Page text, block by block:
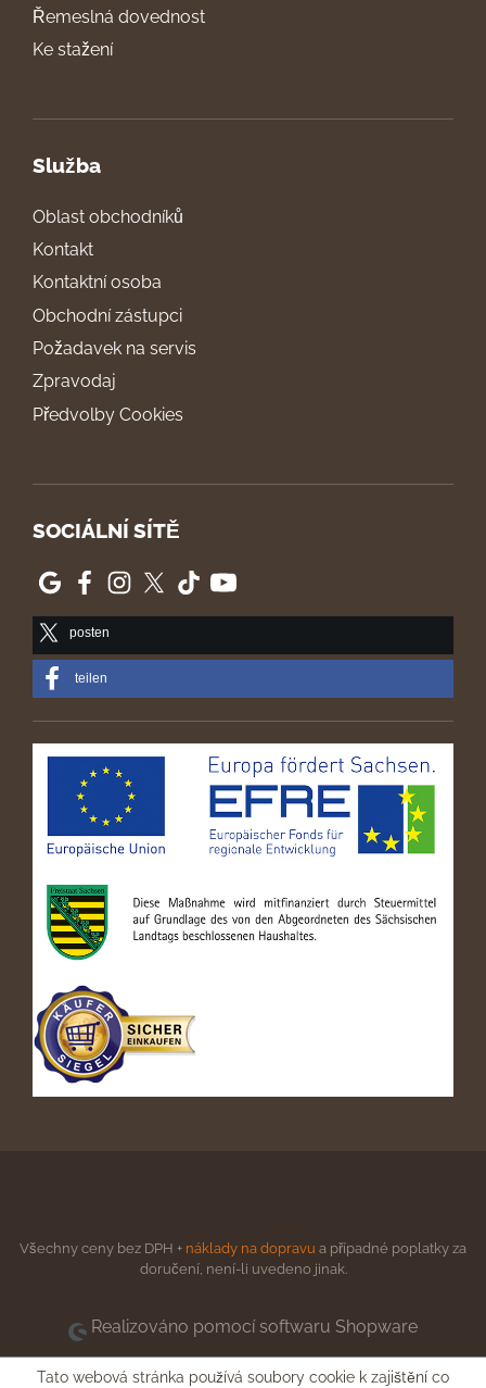
Řemeslná dovednost
Ke stažení
Služba
Oblast obchodníků
Kontakt
Kontaktní osoba
Obchodní zástupci
Požadavek na servis
Zpravodaj
Předvolby Cookies
SOCIÁLNÍ SÍTĚ
posten
teilen
Všechny ceny bez DPH + náklady na dopravu a případné poplatky za
doručení, není-li uvedeno jinak.
Realizováno pomocí softwaru Shopware
Tato webová stránka používá soubory cookie k zajištění co